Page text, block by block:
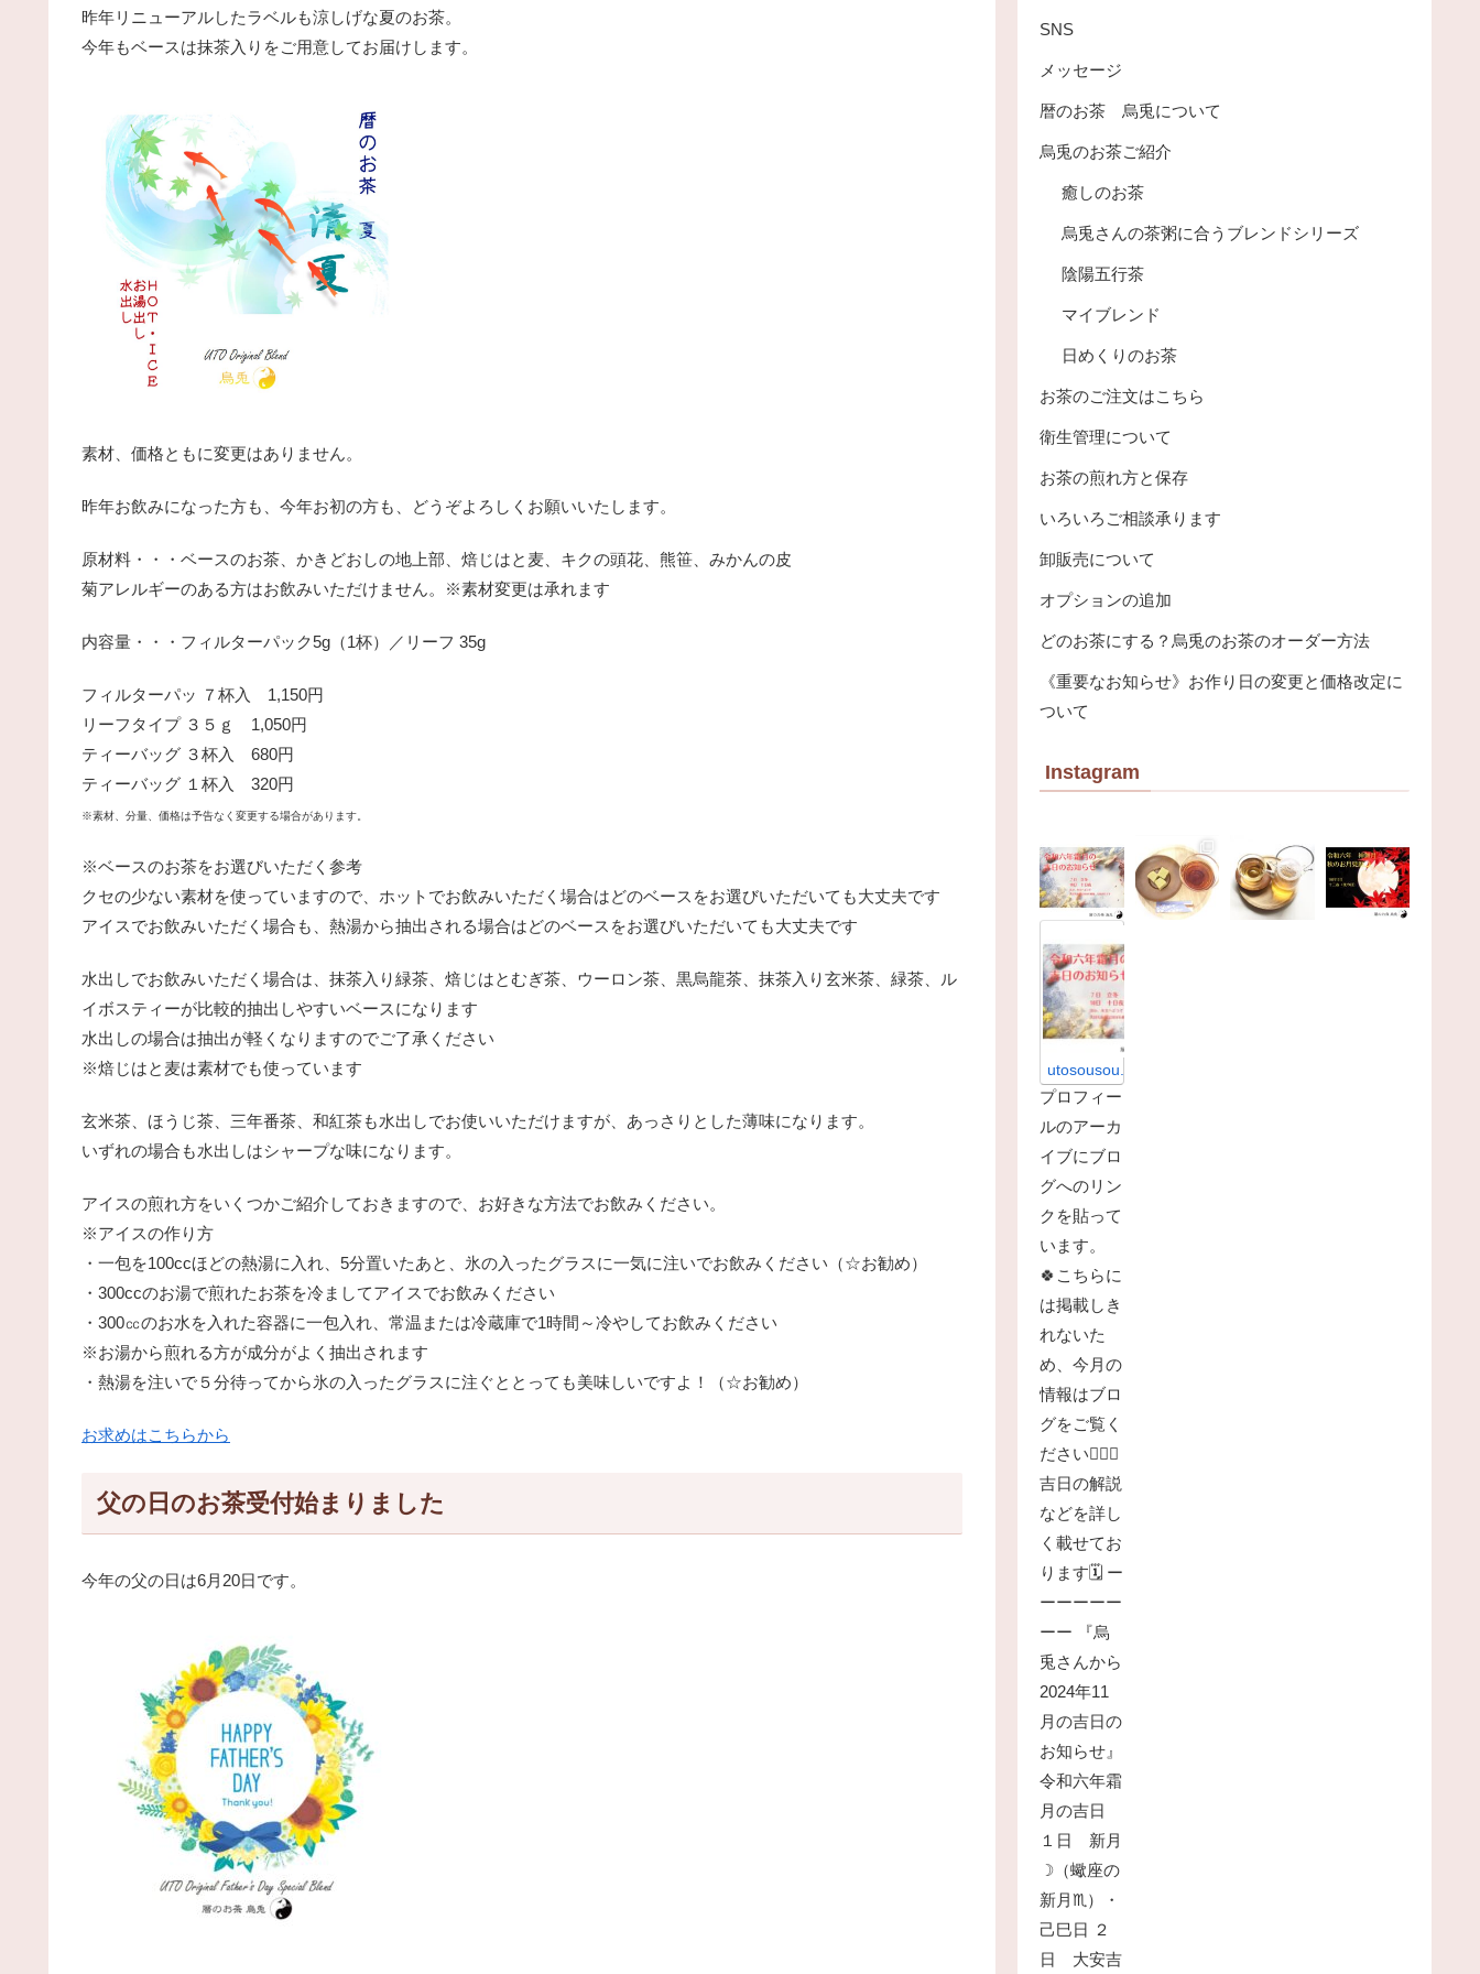
昨年リニューアルしたラベルも涼しげな夏のお茶。
今年もベースは抹茶入りをご用意してお届けします。
素材、価格ともに変更はありません。
昨年お飲みになった方も、今年お初の方も、どうぞよろしくお願いいたします。
原材料・・・ベースのお茶、かきどおしの地上部、焙じはと麦、キクの頭花、熊笹、みかんの皮
菊アレルギーのある方はお飲みいただけません。※素材変更は承れます
内容量・・・フィルターパック5g（1杯）／リーフ 35g
フィルターパッ ７杯入 1,150円
リーフタイプ ３５ｇ 1,050円
ティーバッグ ３杯入 680円
ティーバッグ １杯入 320円
※素材、分量、価格は予告なく変更する場合があります。
※ベースのお茶をお選びいただく参考
クセの少ない素材を使っていますので、ホットでお飲みいただく場合はどのベースをお選びいただいても大丈夫です
アイスでお飲みいただく場合も、熱湯から抽出される場合はどのベースをお選びいただいても大丈夫です
水出しでお飲みいただく場合は、抹茶入り緑茶、焙じはとむぎ茶、ウーロン茶、黒烏龍茶、抹茶入り玄米茶、緑茶、ル
イボスティーが比較的抽出しやすいベースになります
水出しの場合は抽出が軽くなりますのでご了承ください
※焙じはと麦は素材でも使っています
玄米茶、ほうじ茶、三年番茶、和紅茶も水出しでお使いいただけますが、あっさりとした薄味になります。
いずれの場合も水出しはシャープな味になります。
アイスの煎れ方をいくつかご紹介しておきますので、お好きな方法でお飲みください。
※アイスの作り方
・一包を100ccほどの熱湯に入れ、5分置いたあと、氷の入ったグラスに一気に注いでお飲みください（☆お勧め）
・300ccのお湯で煎れたお茶を冷ましてアイスでお飲みください
・300㏄のお水を入れた容器に一包入れ、常温または冷蔵庫で1時間～冷やしてお飲みください
※お湯から煎れる方が成分がよく抽出されます
・熱湯を注いで５分待ってから氷の入ったグラスに注ぐととっても美味しいですよ！（☆お勧め）
お求めはこちらから
父の日のお茶受付始まりました
今年の父の日は6月20日です。
SNS
メッセージ
暦のお茶 烏兎について
烏兎のお茶ご紹介
癒しのお茶
烏兎さんの茶粥に合うブレンドシリーズ
陰陽五行茶
マイブレンド
日めくりのお茶
お茶のご注文はこちら
衛生管理について
お茶の煎れ方と保存
いろいろご相談承ります
卸販売について
オプションの追加
どのお茶にする？烏兎のお茶のオーダー方法
《重要なお知らせ》お作り日の変更と価格改定に
ついて
Instagram
utosousou.com
プロフィー
ルのアーカ
イブにブロ
グへのリン
クを貼って
います。
🍀こちらに
は掲載しき
れないた
め、今月の
情報はブロ
グをご覧く
ださい🙇🏻‍♀️
吉日の解説
などを詳し
く載せてお
ります🗓 ー
ーーーーー
ーー 『烏
兎さんから
2024年11
月の吉日の
お知らせ』
令和六年霜
月の吉日
１日 新月
☽（蠍座の
新月♏）・
己巳日 ２
日 大安吉